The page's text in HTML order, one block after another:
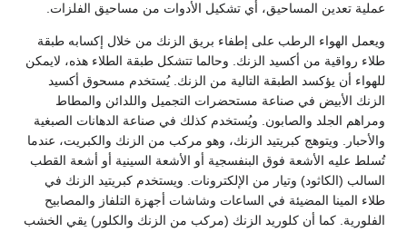
عملية تعدين المساحيق، أي تشكيل الأدوات من مساحيق الفلزات.
ويعمل الهواء الرطب على إطفاء بريق الزنك من خلال إكسابه طبقة
طلاء رواقية من أكسيد الزنك. وحالما تتشكل طبقة الطلاء هذه، لايمكن
للهواء أن يؤكسد الطبقة التالية من الزنك. يُستخدم مسحوق أكسيد
الزنك الأبيض في صناعة مستحضرات التجميل واللدائن والمطاط
ومراهم الجلد والصابون. ويُستخدم كذلك في صناعة الدهانات الصبغية
والأحبار. ويتوهج كبريتيد الزنك، وهو مركب من الزنك والكبريت، عندما
تُسلط عليه الأشعة فوق البنفسجية أو الأشعة السينية أو أشعة القطب
السالب (الكاثود) وتيار من الإلكترونات. ويستخدم كبريتيد الزنك في
طلاء المينا المضيئة في الساعات وشاشات أجهزة التلفاز والمصابيح
الفلورية. كما أن كلوريد الزنك (مركب من الزنك والكلور) يقي الخشب